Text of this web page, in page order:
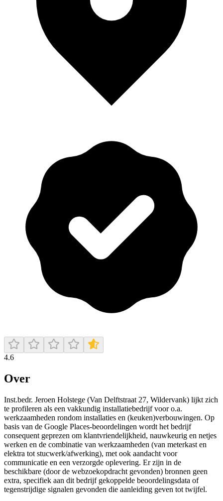
4.6
Over
Inst.bedr. Jeroen Holstege (Van Delftstraat 27, Wildervank) lijkt zich
te profileren als een vakkundig installatiebedrijf voor o.a.
werkzaamheden rondom installaties en (keuken)verbouwingen. Op
basis van de Google Places-beoordelingen wordt het bedrijf
consequent geprezen om klantvriendelijkheid, nauwkeurig en netjes
werken en de combinatie van werkzaamheden (van meterkast en
elektra tot stucwerk/afwerking), met ook aandacht voor
communicatie en een verzorgde oplevering. Er zijn in de
beschikbare (door de webzoekopdracht gevonden) bronnen geen
extra, specifiek aan dit bedrijf gekoppelde beoordelingsdata of
tegenstrijdige signalen gevonden die aanleiding geven tot twijfel.